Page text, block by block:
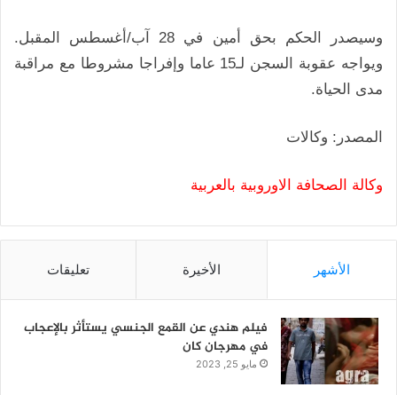
وسيصدر الحكم بحق أمين في 28 آب/أغسطس المقبل.
ويواجه عقوبة السجن لـ15 عاما وإفراجا مشروطا مع مراقبة
مدى الحياة.
المصدر: وكالات
وكالة الصحافة الاوروبية بالعربية
الأشهر الأخيرة تعليقات
فيلم هندي عن القمع الجنسي يستأثر بالإعجاب
في مهرجان كان
مايو 25, 2023